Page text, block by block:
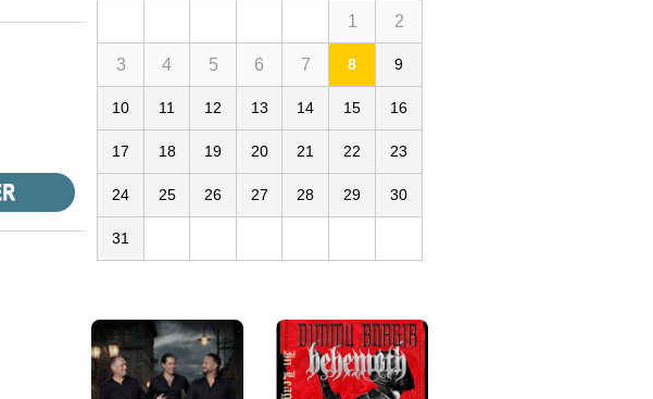
1 2
3 4 5 6 7 8 9
10 11 12 13 14 15 16
17 18 19 20 21 22 23
24 25 26 27 28 29 30
31